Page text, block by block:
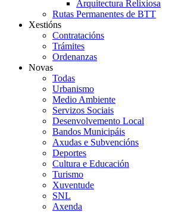
Arquitectura Relixiosa
Rutas Permanentes de BTT
Xestións
Contratacións
Trámites
Ordenanzas
Novas
Todas
Urbanismo
Medio Ambiente
Servizos Sociais
Desenvolvemento Local
Bandos Municipáis
Axudas e Subvencións
Deportes
Cultura e Educación
Turismo
Xuventude
SNL
Axenda